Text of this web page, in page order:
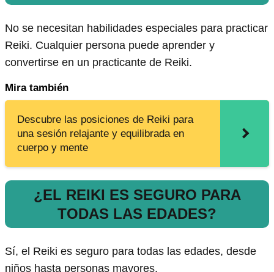
No se necesitan habilidades especiales para practicar
Reiki. Cualquier persona puede aprender y
convertirse en un practicante de Reiki.
Mira también
Descubre las posiciones de Reiki para
una sesión relajante y equilibrada en
cuerpo y mente
¿EL REIKI ES SEGURO PARA
TODAS LAS EDADES?
Sí, el Reiki es seguro para todas las edades, desde
niños hasta personas mayores.